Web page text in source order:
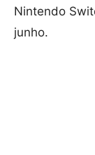
Nintendo
junho.